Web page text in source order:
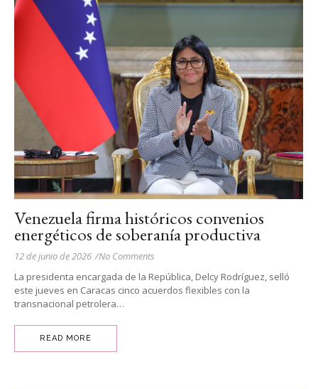
Venezuela firma históricos convenios
energéticos de soberanía productiva
12 de junio de 2026 /No Comments
La presidenta encargada de la República, Delcy Rodríguez, selló
este jueves en Caracas cinco acuerdos flexibles con la
transnacional petrolera…
READ MORE